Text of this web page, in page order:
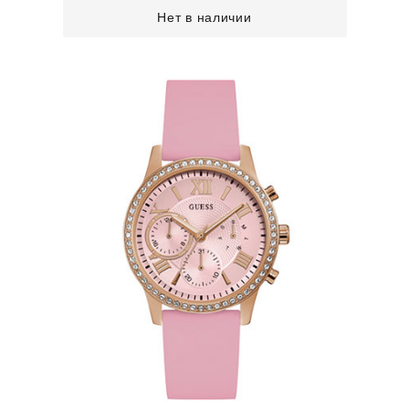
Нет в наличии